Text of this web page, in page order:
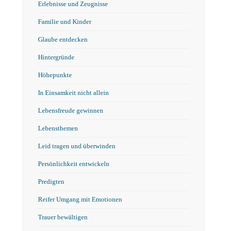
Erlebnisse und Zeugnisse
Familie und Kinder
Glaube entdecken
Hintergründe
Höhepunkte
In Einsamkeit nicht allein
Lebensfreude gewinnen
Lebensthemen
Leid tragen und überwinden
Persönlichkeit entwickeln
Predigten
Reifer Umgang mit Emotionen
Trauer bewältigen